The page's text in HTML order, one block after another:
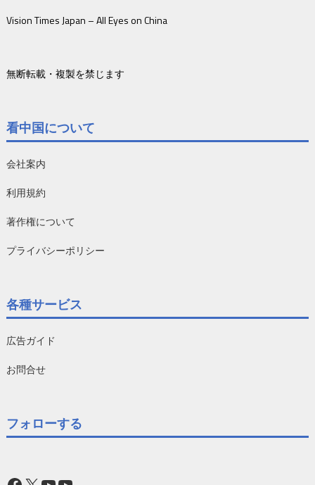
Vision Times Japan – All Eyes on China
無断転載・複製を禁じます
看中国について
会社案内
利用規約
著作権について
プライバシーポリシー
各種サービス
広告ガイド
お問合せ
フォローする